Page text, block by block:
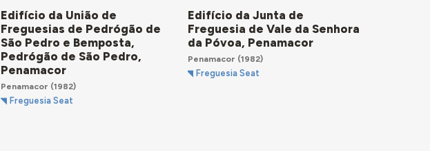
Edifício da União de
Freguesias de Pedrógão de
São Pedro e Bemposta,
Pedrógão de São Pedro,
Penamacor
Penamacor (1982)
Freguesia Seat
Edifício da Junta de
Freguesia de Vale da Senhora
da Póvoa, Penamacor
Penamacor (1982)
Freguesia Seat